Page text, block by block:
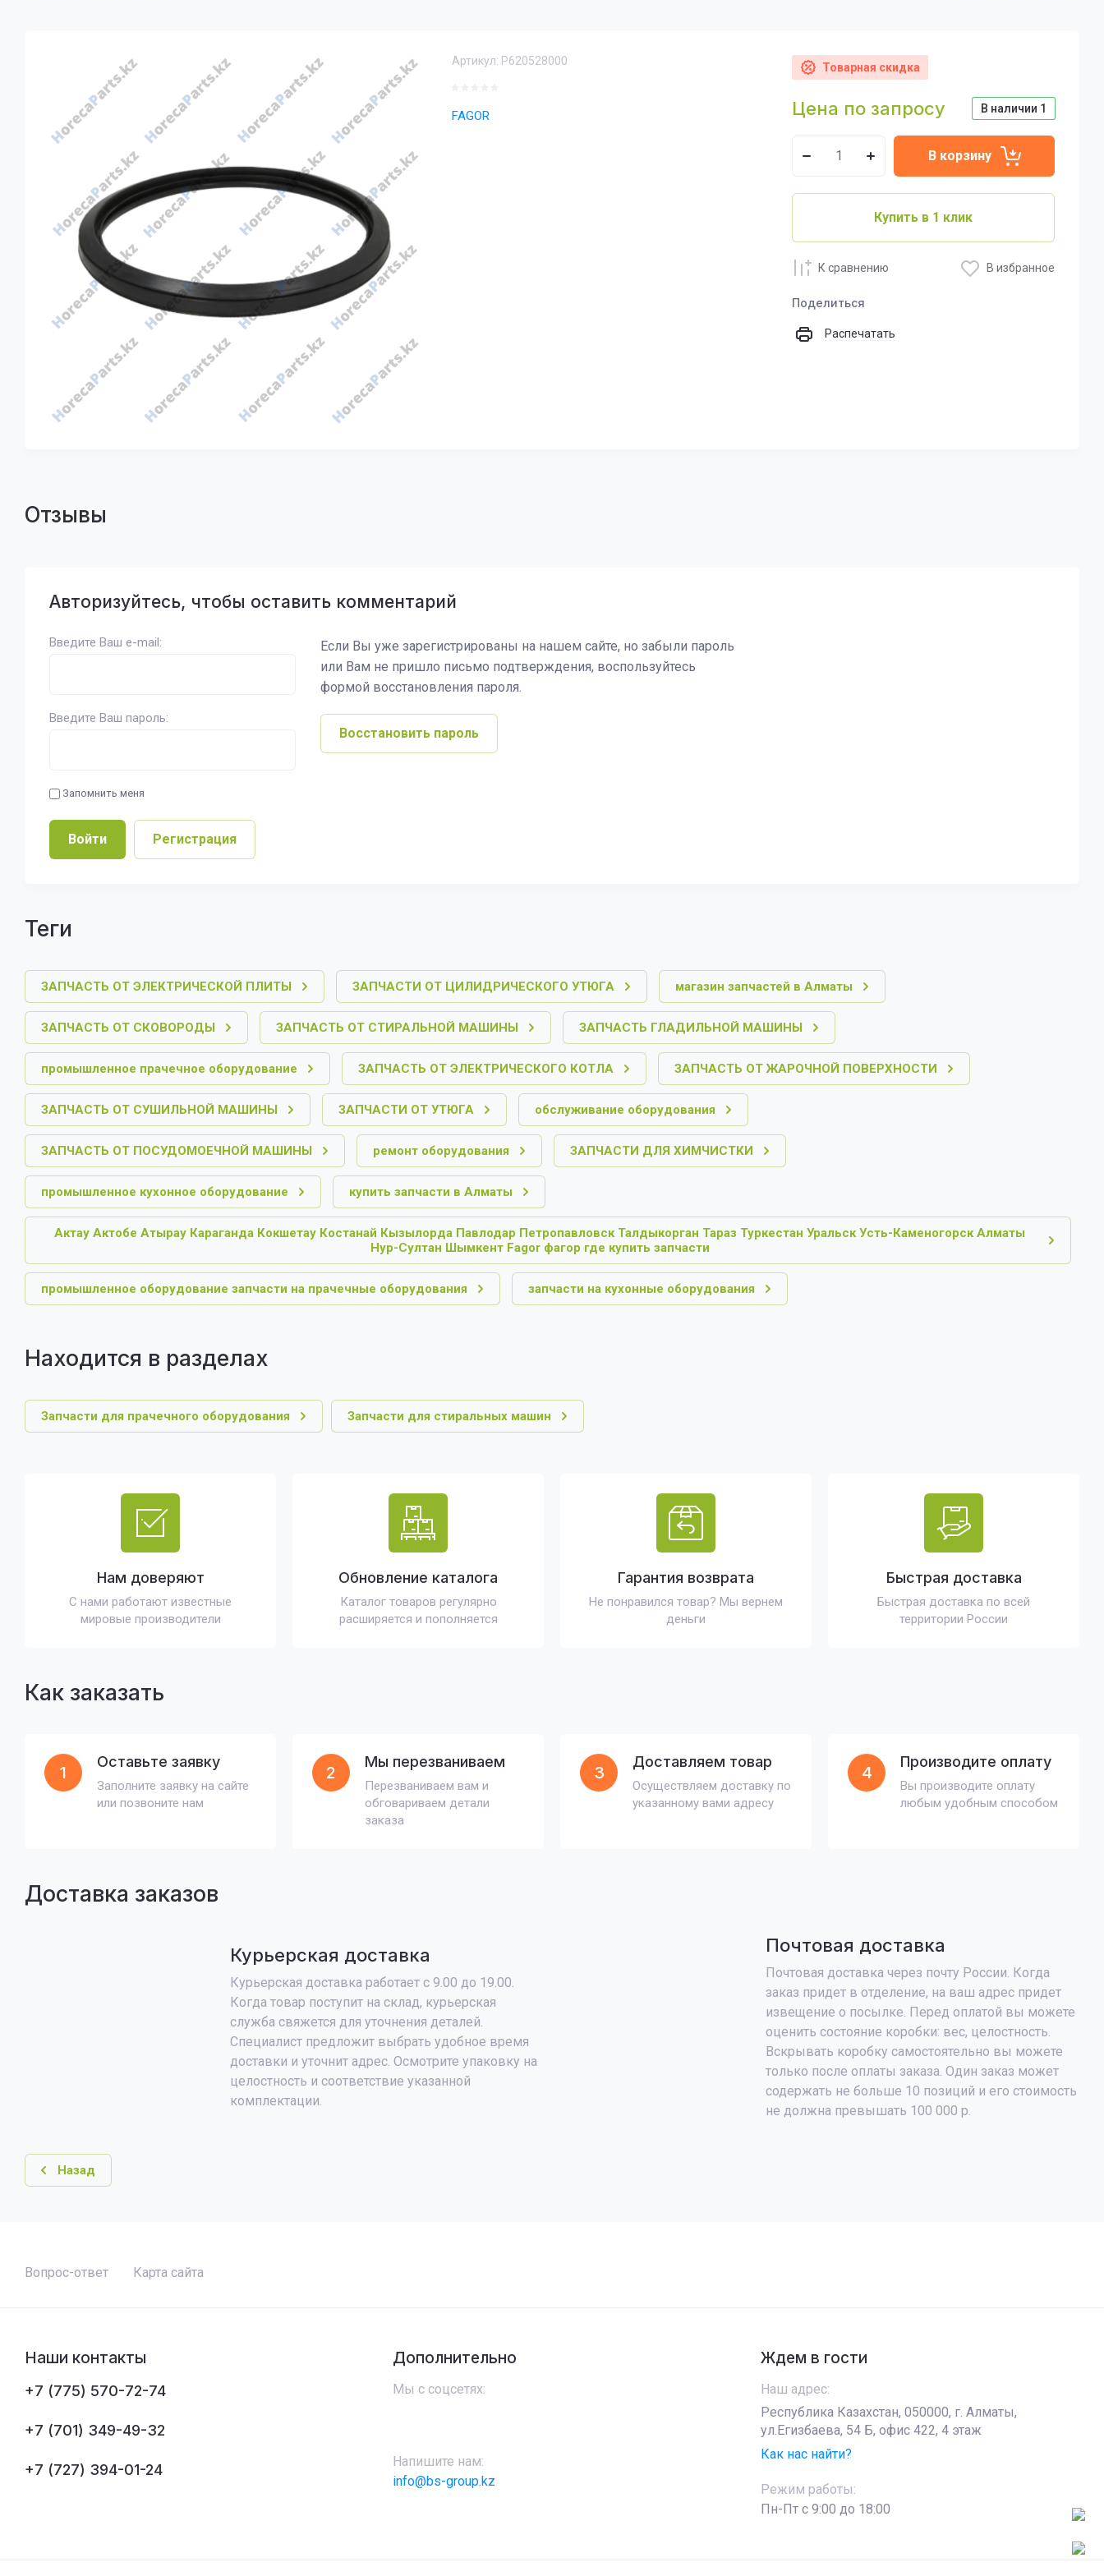
Артикул: P620528000
FAGOR
Товарная скидка
В наличии 1
Цена по запросу
В корзину
Купить в 1 клик
К сравнению В избранное
Поделиться
Распечатать
Отзывы
Авторизуйтесь, чтобы оставить комментарий
Введите Ваш e-mail:
Введите Ваш пароль:
Запомнить меня
Войти Регистрация
Если Вы уже зарегистрированы на нашем сайте, но забыли пароль
или Вам не пришло письмо подтверждения, воспользуйтесь
формой восстановления пароля.
Восстановить пароль
теги
ЗАПЧАСТЬ ОТ ЭЛЕКТРИЧЕСКОЙ ПЛИТЫ ЗАПЧАСТИ ОТ ЦИЛИДРИЧЕСКОГО УТЮГА магазин запчастей в Алматы
ЗАПЧАСТЬ ОТ СКОВОРОДЫ ЗАПЧАСТЬ ОТ СТИРАЛЬНОЙ МАШИНЫ ЗАПЧАСТЬ ГЛАДИЛЬНОЙ МАШИНЫ
промышленное прачечное оборудование ЗАПЧАСТЬ ОТ ЭЛЕКТРИЧЕСКОГО КОТЛА ЗАПЧАСТЬ ОТ ЖАРОЧНОЙ ПОВЕРХНОСТИ
ЗАПЧАСТЬ ОТ СУШИЛЬНОЙ МАШИНЫ ЗАПЧАСТИ ОТ УТЮГА обслуживание оборудования
ЗАПЧАСТЬ ОТ ПОСУДОМОЕЧНОЙ МАШИНЫ ремонт оборудования ЗАПЧАСТИ ДЛЯ ХИМЧИСТКИ
промышленное кухонное оборудование купить запчасти в Алматы
Актау Актобе Атырау Караганда Кокшетау Костанай Кызылорда Павлодар Петропавловск Талдыкорган Тараз Туркестан Уральск Усть-Каменогорск Алматы
Нур-Султан Шымкент Fagor фагор где купить запчасти
промышленное оборудование запчасти на прачечные оборудования запчасти на кухонные оборудования
Находится в разделах
Запчасти для прачечного оборудования Запчасти для стиральных машин
Нам доверяют
С нами работают известные
мировые производители
Обновление каталога
Каталог товаров регулярно
расширяется и пополняется
Гарантия возврата
Не понравился товар? Мы вернем
деньги
Быстрая доставка
Быстрая доставка по всей
территории России
Как заказать
1
Оставьте заявку
Заполните заявку на сайте
или позвоните нам
2
Мы перезваниваем
Перезваниваем вам и
обговариваем детали
заказа
3
Доставляем товар
Осуществляем доставку по
указанному вами адресу
4
Производите оплату
Вы производите оплату
любым удобным способом
Доставка заказов
Курьерская доставка
Курьерская доставка работает с 9.00 до 19.00.
Когда товар поступит на склад, курьерская
служба свяжется для уточнения деталей.
Специалист предложит выбрать удобное время
доставки и уточнит адрес. Осмотрите упаковку на
целостность и соответствие указанной
комплектации.
Почтовая доставка
Почтовая доставка через почту России. Когда
заказ придет в отделение, на ваш адрес придет
извещение о посылке. Перед оплатой вы можете
оценить состояние коробки: вес, целостность.
Вскрывать коробку самостоятельно вы можете
только после оплаты заказа. Один заказ может
содержать не больше 10 позиций и его стоимость
не должна превышать 100 000 р.
Назад
Вопрос-ответ Карта сайта
Наши контакты
+7 (775) 570-72-74
+7 (701) 349-49-32
+7 (727) 394-01-24
Дополнительно
Мы с соцсетях:
Напишите нам:
info@bs-group.kz
Ждем в гости
Наш адрес:
Республика Казахстан, 050000, г. Алматы,
ул.Егизбаева, 54 Б, офис 422, 4 этаж
Как нас найти?
Режим работы:
Пн-Пт c 9:00 до 18:00